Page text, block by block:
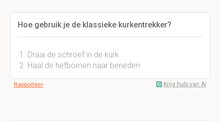
Hoe gebruik je de klassieke kurkentrekker?
Draai de schroef in de kurk
Haal de hefbomen naar beneden
Rapporteer Krijg hulp van AI